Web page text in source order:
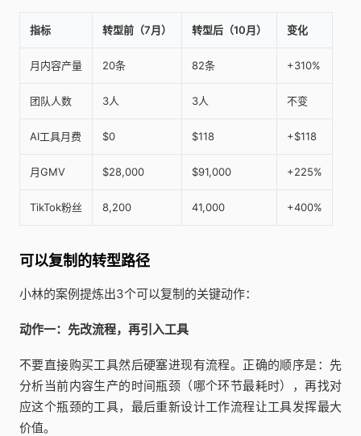
指标 转型前（7月） 转型后（10月） 变化
月内容产量 20条 82条 +310%
团队人数 3人 3人 不变
AI工具月费 $0 $118 +$118
月GMV $28,000 $91,000 +225%
TikTok粉丝 8,200 41,000 +400%
可以复制的转型路径
小林的案例提炼出3个可以复制的关键动作：
动作一：先改流程，再引入工具
不要直接购买工具然后硬塞进现有流程。正确的顺序是：先
分析当前内容生产的时间瓶颈（哪个环节最耗时），再找对
应这个瓶颈的工具，最后重新设计工作流程让工具发挥最大
价值。